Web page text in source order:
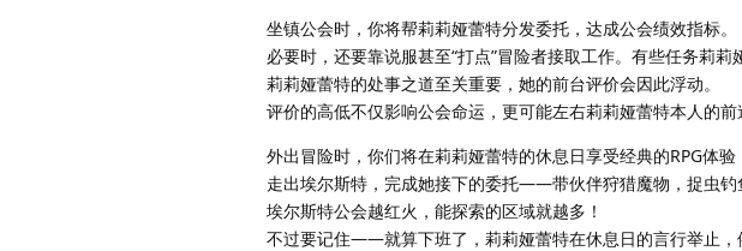
坐镇公会时，你将帮莉莉娅蕾特分发委托，达成公会绩效指标。
必要时，还要靠说服甚至“打点”冒险者接取工作。有些任务莉
莉莉娅蕾特的处事之道至关重要，她的前台评价会因此浮动。
评价的高低不仅影响公会命运，更可能左右莉莉娅蕾特本人的
外出冒险时，你们将在莉莉娅蕾特的休息日享受经典的RPG体验
走出埃尔斯特，完成她接下的委托——带伙伴狩猎魔物，捉虫钓
埃尔斯特公会越红火，能探索的区域就越多！
不过要记住——就算下班了，莉莉娅蕾特在休息日的言行举止，